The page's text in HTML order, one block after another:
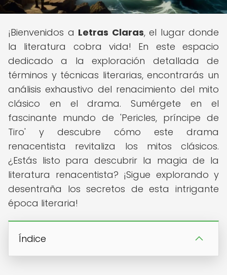
¡Bienvenidos a Letras Claras, el lugar donde
la literatura cobra vida! En este espacio
dedicado a la exploración detallada de
términos y técnicas literarias, encontrarás un
análisis exhaustivo del renacimiento del mito
clásico en el drama. Sumérgete en el
fascinante mundo de 'Pericles, príncipe de
Tiro' y descubre cómo este drama
renacentista revitaliza los mitos clásicos.
¿Estás listo para descubrir la magia de la
literatura renacentista? ¡Sigue explorando y
desentraña los secretos de esta intrigante
época literaria!
Índice